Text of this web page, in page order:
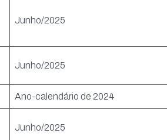
Junho/2025
Junho/2025
Ano-calendário de 2024
Junho/2025